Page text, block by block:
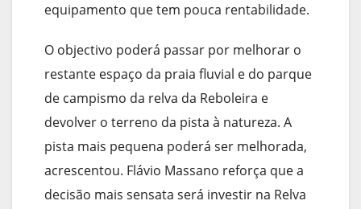
equipamento que tem pouca rentabilidade.
O objectivo poderá passar por melhorar o
restante espaço da praia fluvial e do parque
de campismo da relva da Reboleira e
devolver o terreno da pista à natureza. A
pista mais pequena poderá ser melhorada,
acrescentou. Flávio Massano reforça que a
decisão mais sensata será investir na Relva